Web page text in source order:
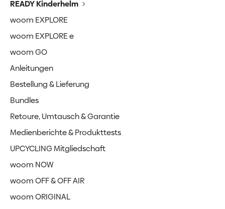
READY Kinderhelm
woom EXPLORE
woom EXPLORE e
woom GO
Anleitungen
Bestellung & Lieferung
Bundles
Retoure, Umtausch & Garantie
Medienberichte & Produkttests
UPCYCLING Mitgliedschaft
woom NOW
woom OFF & OFF AIR
woom ORIGINAL